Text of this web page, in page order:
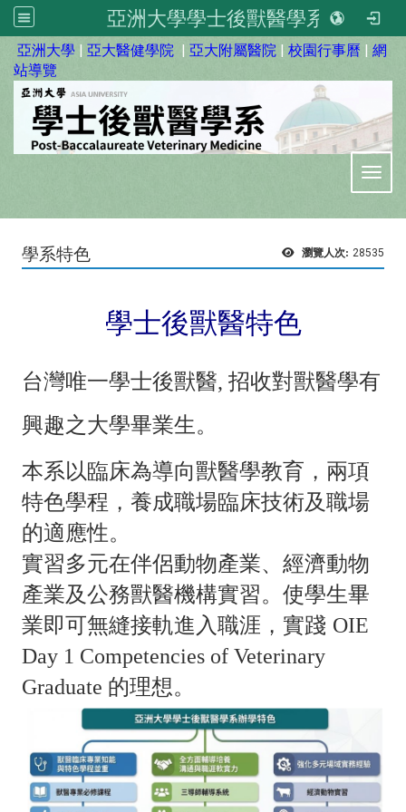
亞洲大學學士後獸醫學系
亞洲大學 | 亞大醫健學院 | 亞大附屬醫院 | 校園行事曆 | 網
站導覽
瀏覽人次: 28535
學系特色
學士後獸醫特色
台灣唯一學士後獸醫, 招收對獸醫學有
興趣之大學畢業生。
本系以臨床為導向獸醫學教育，兩項
特色學程，養成職場臨床技術及職場
的適應性。
實習多元在伴侶動物產業、經濟動物
產業及公務獸醫機構實習。使學生畢
業即可無縫接軌進入職涯，實踐 OIE
Day 1 Competencies of Veterinary
Graduate 的理想。